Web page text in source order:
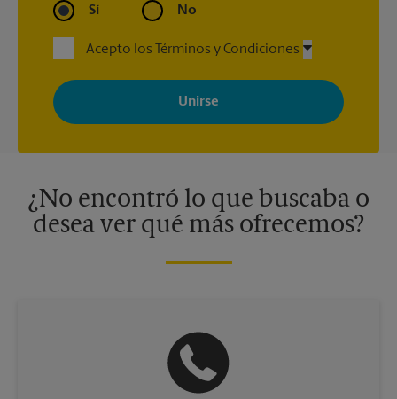
Sí No
Acepto los Términos y Condiciones
Al registrarse, acepta recibir correos electrónicos de The UPS
Store con noticias, ofertas especiales, promociones y mensajes
adaptados a sus intereses. Puede darse de baja en cualquier
momento. Para más información, consulte nuestra política de
¿No encontró lo que buscaba o
desea ver qué más ofrecemos?